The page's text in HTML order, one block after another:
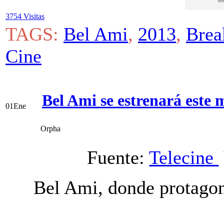
3754 Visitas
TAGS: Bel Ami, 2013,
Cine
01Ene Bel Ami se estrenará este
Orpha
Fuente:Telecine
Bel Ami, donde